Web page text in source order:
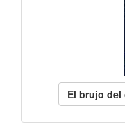
El brujo del